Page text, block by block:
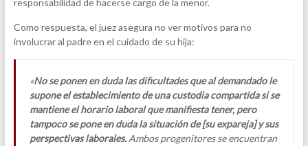
Como respuesta, el juez asegura no ver motivos para no
involucrar al padre en el cuidado de su hija:
«No se ponen en duda las dificultades que al demandado le
supone el establecimiento de una custodia compartida si se
mantiene el horario laboral que manifiesta tener, pero
tampoco se pone en duda la situación de [su expareja] y sus
perspectivas laborales.Ambos progenitores se encuentran